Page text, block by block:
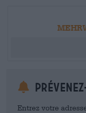
Entrez votre